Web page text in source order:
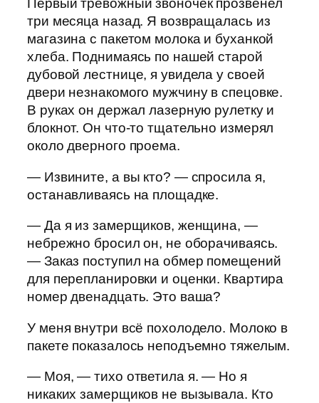
Первый тревожный звоночек прозвенел
три месяца назад. Я возвращалась из
магазина с пакетом молока и буханкой
хлеба. Поднимаясь по нашей старой
дубовой лестнице, я увидела у своей
двери незнакомого мужчину в спецовке.
В руках он держал лазерную рулетку и
блокнот. Он что-то тщательно измерял
около дверного проема.
— Извините, а вы кто? — спросила я,
останавливаясь на площадке.
— Да я из замерщиков, женщина, —
небрежно бросил он, не оборачиваясь.
— Заказ поступил на обмер помещений
для перепланировки и оценки. Квартира
номер двенадцать. Это ваша?
У меня внутри всё похолодело. Молоко в
пакете показалось неподъемно тяжелым.
— Моя, — тихо ответила я. — Но я
никаких замерщиков не вызывала. Кто